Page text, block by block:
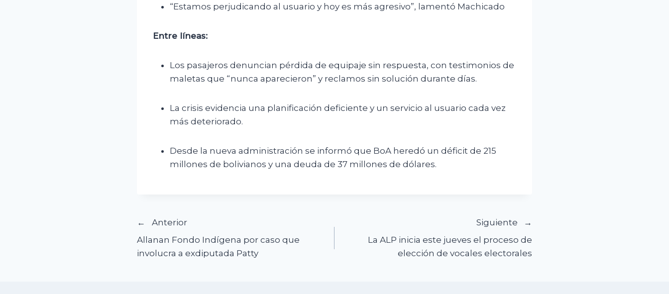
“Estamos perjudicando al usuario y hoy es más agresivo”, lamentó Machicado
Entre líneas:
Los pasajeros denuncian pérdida de equipaje sin respuesta, con testimonios de
maletas que “nunca aparecieron” y reclamos sin solución durante días.
La crisis evidencia una planificación deficiente y un servicio al usuario cada vez
más deteriorado.
Desde la nueva administración se informó que BoA heredó un déficit de 215
millones de bolivianos y una deuda de 37 millones de dólares.
Navegación
de
Anterior
Allanan Fondo Indígena por caso que
involucra a exdiputada Patty
Siguiente
La ALP inicia este jueves el proceso de
elección de vocales electorales